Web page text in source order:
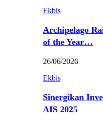
Ekbis
Archipelago
of the Year…
26/06/2026
Ekbis
Sinergikan
AIS 2025